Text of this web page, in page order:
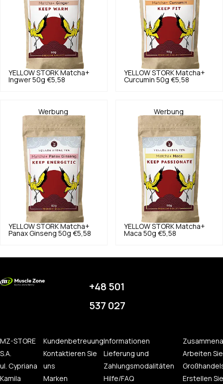
YELLOW STORK Matcha+
Ingwer 50g €5,58
YELLOW STORK Matcha+
Curcumin 50g €5,58
Werbung
YELLOW STORK Matcha+
Panax Ginseng 50g €5,58
Werbung
YELLOW STORK Matcha+
Maca 50g €5,58
+48 501
537 027
MZ-STORE
S.A.
ul. Cypriana
Kamila
Kundenbetreuung
Kontaktieren Sie
uns
Marken
Informationen
Lieferung und
Zahlungsmodalitäten
Hilfe/FAQ
Arbeiten
Erstellen